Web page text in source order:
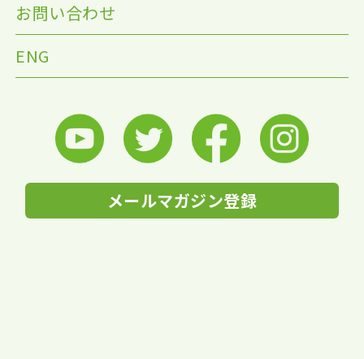
お問い合わせ
ENG
メールマガジン登録